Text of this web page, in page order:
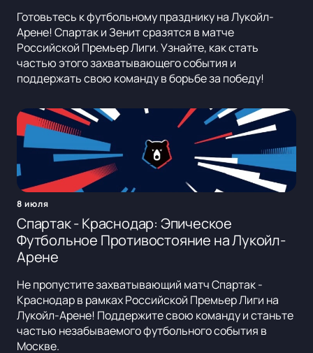
Готовьтесь к футбольному празднику на Лукойл-
Арене! Спартак и Зенит сразятся в матче
Российской Премьер Лиги. Узнайте, как стать
частью этого захватывающего события и
поддержать свою команду в борьбе за победу!
8 июля
Спартак - Краснодар: Эпическое
Футбольное Противостояние на Лукойл-
Арене
Не пропустите захватывающий матч Спартак -
Краснодар в рамках Российской Премьер Лиги на
Лукойл-Арене! Поддержите свою команду и станьте
частью незабываемого футбольного события в
Москве.